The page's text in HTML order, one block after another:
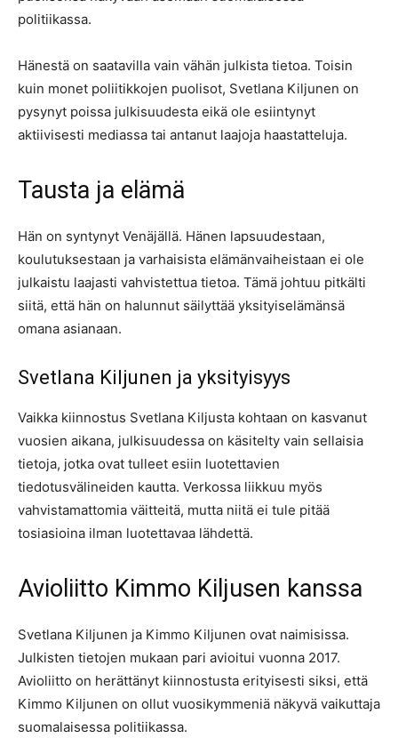
politiikassa.
Hänestä on saatavilla vain vähän julkista tietoa. Toisin
kuin monet poliitikkojen puolisot, Svetlana Kiljunen on
pysynyt poissa julkisuudesta eikä ole esiintynyt
aktiivisesti mediassa tai antanut laajoja haastatteluja.
Tausta ja elämä
Hän on syntynyt Venäjällä. Hänen lapsuudestaan,
koulutuksestaan ja varhaisista elämänvaiheistaan ei ole
julkaistu laajasti vahvistettua tietoa. Tämä johtuu pitkälti
siitä, että hän on halunnut säilyttää yksityiselämänsä
omana asianaan.
Svetlana Kiljunen ja yksityisyys
Vaikka kiinnostus Svetlana Kiljusta kohtaan on kasvanut
vuosien aikana, julkisuudessa on käsitelty vain sellaisia
tietoja, jotka ovat tulleet esiin luotettavien
tiedotusvälineiden kautta. Verkossa liikkuu myös
vahvistamattomia väitteitä, mutta niitä ei tule pitää
tosiasioina ilman luotettavaa lähdettä.
Avioliitto Kimmo Kiljusen kanssa
Svetlana Kiljunen ja Kimmo Kiljunen ovat naimisissa.
Julkisten tietojen mukaan pari avioitui vuonna 2017.
Avioliitto on herättänyt kiinnostusta erityisesti siksi, että
Kimmo Kiljunen on ollut vuosikymmeniä näkyvä vaikuttaja
suomalaisessa politiikassa.